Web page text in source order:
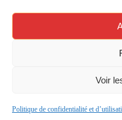
Voir
Politique de confidentialité et